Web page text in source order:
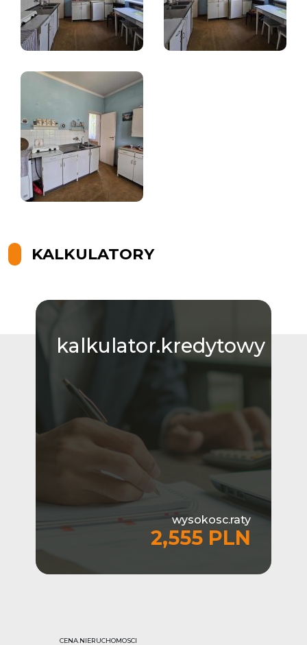
KALKULATORY
kalkulator.kredytowy
wysokosc.raty
2,555 PLN
CENA.NIERUCHOMOSCI